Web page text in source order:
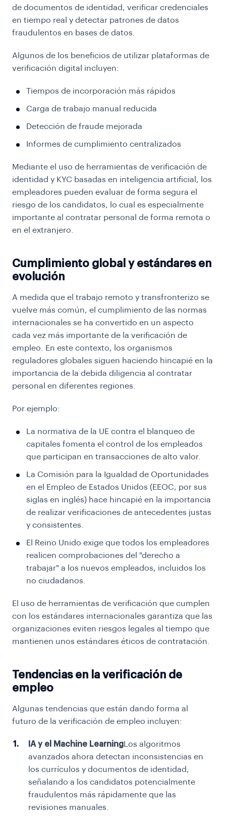
de documentos de identidad, verificar credenciales
en tiempo real y detectar patrones de datos
fraudulentos en bases de datos.
Algunos de los beneficios de utilizar plataformas de
verificación digital incluyen:
Tiempos de incorporación más rápidos
Carga de trabajo manual reducida
Detección de fraude mejorada
Informes de cumplimiento centralizados
Mediante el uso de herramientas de verificación de
identidad y KYC basadas en inteligencia artificial, los
empleadores pueden evaluar de forma segura el
riesgo de los candidatos, lo cual es especialmente
importante al contratar personal de forma remota o
en el extranjero.
Cumplimiento global y estándares en
evolución
A medida que el trabajo remoto y transfronterizo se
vuelve más común, el cumplimiento de las normas
internacionales se ha convertido en un aspecto
cada vez más importante de la verificación de
empleo. En este contexto, los organismos
reguladores globales siguen haciendo hincapié en la
importancia de la debida diligencia al contratar
personal en diferentes regiones.
Por ejemplo:
La normativa de la UE contra el blanqueo de
capitales fomenta el control de los empleados
que participan en transacciones de alto valor.
La Comisión para la Igualdad de Oportunidades
en el Empleo de Estados Unidos (EEOC, por sus
siglas en inglés) hace hincapié en la importancia
de realizar verificaciones de antecedentes justas
y consistentes.
El Reino Unido exige que todos los empleadores
realicen comprobaciones del "derecho a
trabajar" a los nuevos empleados, incluidos los
no ciudadanos.
El uso de herramientas de verificación que cumplen
con los estándares internacionales garantiza que las
organizaciones eviten riesgos legales al tiempo que
mantienen unos estándares éticos de contratación.
Tendencias en la verificación de
empleo
Algunas tendencias que están dando forma al
futuro de la verificación de empleo incluyen:
IA y el Machine Learning Los algoritmos
avanzados ahora detectan inconsistencias en
los currículos y documentos de identidad,
señalando a los candidatos potencialmente
fraudulentos más rápidamente que las
revisiones manuales.